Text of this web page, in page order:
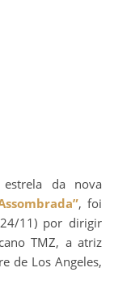
da nova
, foi
11) por dirigir
TMZ, a atriz
de Los Angeles,